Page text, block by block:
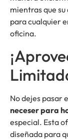
mientras que
para cualquier
oficina.
No dejes pasar
neceser para
especial. Esta
diseñada para